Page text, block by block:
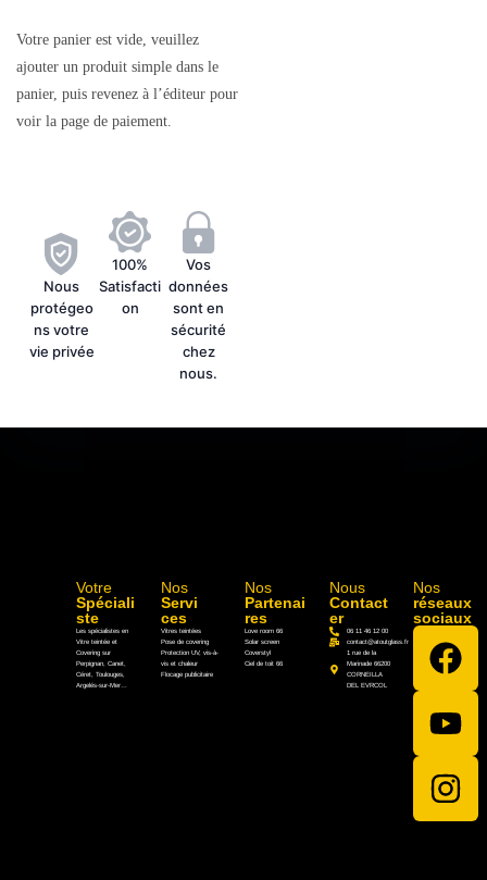
Votre panier est vide, veuillez
ajouter un produit simple dans le
panier, puis revenez à l’éditeur pour
voir la page de paiement.
Nous
protégeo
ns votre
vie privée
100%
Satisfacti
on
Vos
données
sont en
sécurité
chez
nous.
Votre
Spéciali
ste
Les spécialistes en
Vitre teintée et
Covering sur
Perpignan, Canet,
Céret, Toulouges,
Argelés-sur-Mer…
Nos
Servi
ces
Vitres teintées
Pose de covering
Protection UV, vis-à-
vis et chaleur
Flocage publicitaire
Nos
Partenai
res
Love room 66
Solar screen
Coverstyl
Ciel de toit 66
Nous
Contact
er
06 11 46 12 00
contact@atoutglass.fr
1 rue de la
Marinade 66200
CORNEILLA
DEL EVRCOL
Nos
réseaux
sociaux